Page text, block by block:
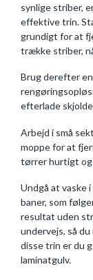
synlige striber,
effektive trin.
grundigt for at
trække striber,
Brug derefter
efterlade
Arbejd i små
moppe for at
tørrer hurtigt
Undgå at vaske
baner, som
resultat uden
undervejs, så
disse trin er du
laminatgulv.